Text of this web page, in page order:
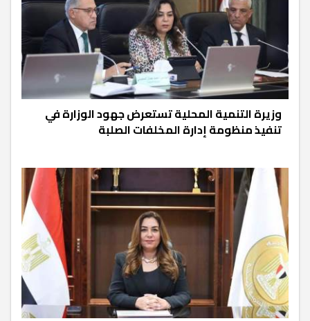
وزيرة التنمية المحلية تستعرض جهود الوزارة في
تنفيذ منظومة إدارة المخلفات الصلبة